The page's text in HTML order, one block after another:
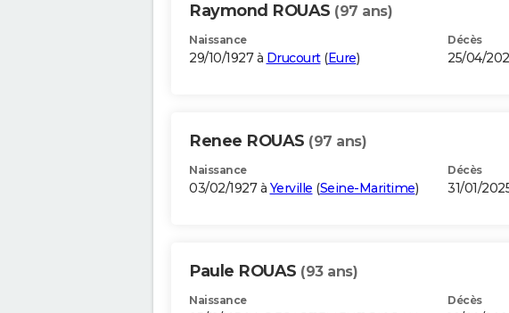
Raymond ROUAS (97 ans)
Naissance
29/10/1927 à Drucourt(Eure)
Décès
25/04/
Renee ROUAS (97 ans)
Naissance
03/02/1927 à Yerville (Seine-Maritime)
Décès
31/01/
Paule ROUAS (93 ans)
Naissance Décès